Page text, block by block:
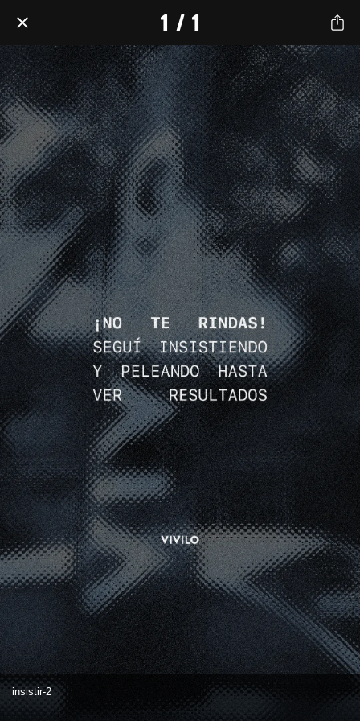
1 / 1
insistir-2